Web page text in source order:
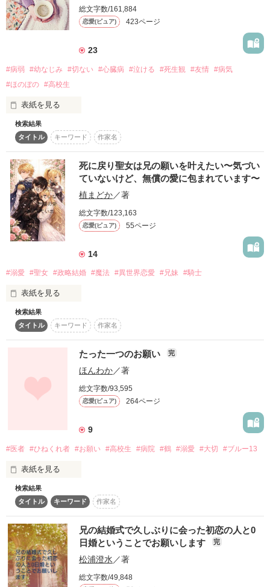
本気で好きだ
なぜか甘い
そんな俺様ヤンキー君との
秘密の関係に
†暴食† 山根光子
†怠惰† 大国伸二郎
ノコサレタノロイは誰にも止められない……。
こちらだけでも、お楽しみいただける内容となっています。
作品を読む
何人もの人の運命が
私を、動かしてくれたーー
そんな《貴方達》……いや
【貴方】に、感謝しています
私に居場所をくれて
ありがとうーーーー
*他ｻｲﾄ*
開始:2009.2.13
修正:2009.8.29(第1章のみ)
完結:2010.1.30
ﾀｲﾄﾙ変更:2010.9.30
ｼﾞｬﾝﾙ変更:2010.11.18
=ﾚﾋﾞｭｰ=
MIるく様/櫻田しおん様
=感想=
至苑様/みき(^-^*)♪様
popo様/鷹成真生様
櫻田しおん様
260名様
Special Thanks♪(*^-^*)
総文字数/161,884
恋愛(ピュア) 423ページ
23
#病弱 #幼なじみ #切ない #心臓病 #泣ける #死生観 #友情 #病気
#ほのぼの #高校生
表紙を見る
もしも、願っても良いのなら……
隣にはカナがいて、
手を伸ばしたら触れられて、
呼んだら、わたしの方を見てくれて、
ハルって嬉しそうに呼んでくれて、
いつも、
カナがわたしの隣で笑っている、
そんな、穏やかで暖かい時を過ごしたい。
恋人の叶太（かなた）：カナ
つきあい始めて１０ヶ月。
家も隣同士、幼なじみの二人。
誰よりも強いはずの絆に現れた
小さなほころび。
検索結果
タイトル
キーワード 作家名
死に戻り聖女は兄の願いを叶えたい〜気づい
ていないけど、無償の愛に包まれています〜
植まどか／著
総文字数/123,163
恋愛(ピュア) 55ページ
14
#溺愛 #聖女 #政略結婚 #魔法 #異世界恋愛 #兄妹 #騎士
表紙を見る
無償の愛に温かく包まれる至極の溺愛
作品を読む
検索結果
タイトル
キーワード 作家名
たった一つのお願い 完
ほんわか／著
総文字数/93,595
恋愛(ピュア) 264ページ
9
#医者 #ひねくれ者 #お願い #高校生 #病院 #鶴 #溺愛 #大切 #ブルー13
表紙を見る
彼女はどんな時でも笑顔が陰ることはなかった。
いつも皆に笑顔を振りまいていた。
検索結果
タイトル
キーワード 作家名
兄の結婚式で久しぶりに会った初恋の人と0
日婚ということでお願いします
完
松浦澄水／著
総文字数/49,848